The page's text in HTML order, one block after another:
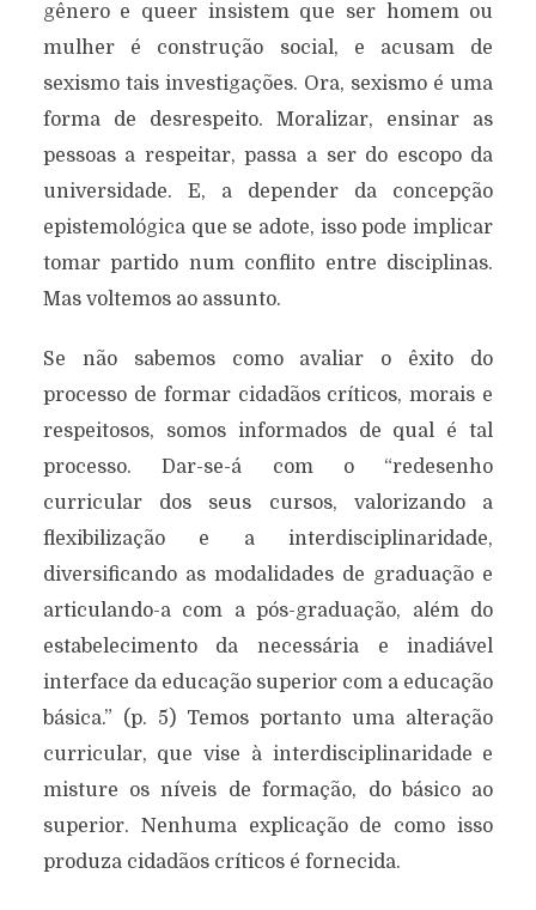
gênero e queer insistem que ser homem ou
mulher é construção social, e acusam de
sexismo tais investigações. Ora, sexismo é uma
forma de desrespeito. Moralizar, ensinar as
pessoas a respeitar, passa a ser do escopo da
universidade. E, a depender da concepção
epistemológica que se adote, isso pode implicar
tomar partido num conflito entre disciplinas.
Mas voltemos ao assunto.
Se não sabemos como avaliar o êxito do
processo de formar cidadãos críticos, morais e
respeitosos, somos informados de qual é tal
processo. Dar-se-á com o “redesenho
curricular dos seus cursos, valorizando a
flexibilização e a interdisciplinaridade,
diversificando as modalidades de graduação e
articulando-a com a pós-graduação, além do
estabelecimento da necessária e inadiável
interface da educação superior com a educação
básica.” (p. 5) Temos portanto uma alteração
curricular, que vise à interdisciplinaridade e
misture os níveis de formação, do básico ao
superior. Nenhuma explicação de como isso
produza cidadãos críticos é fornecida.